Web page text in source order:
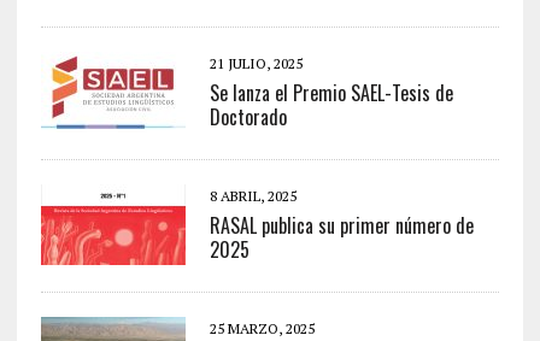
21 JULIO, 2025
Se lanza el Premio SAEL-Tesis de
Doctorado
8 ABRIL, 2025
RASAL publica su primer número de
2025
25 MARZO, 2025